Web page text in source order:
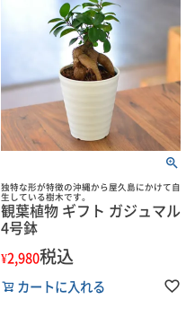
独特な形が特徴の沖縄から屋久島にかけて自
生している樹木です。
観葉植物 ギフト ガジュマル
4号鉢
¥2,980税込
カートに入れる